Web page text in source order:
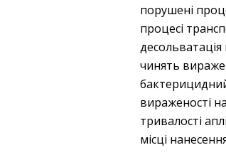
порушені
процесі
чинять
бактерицидний
вираженості
тривалості
місці